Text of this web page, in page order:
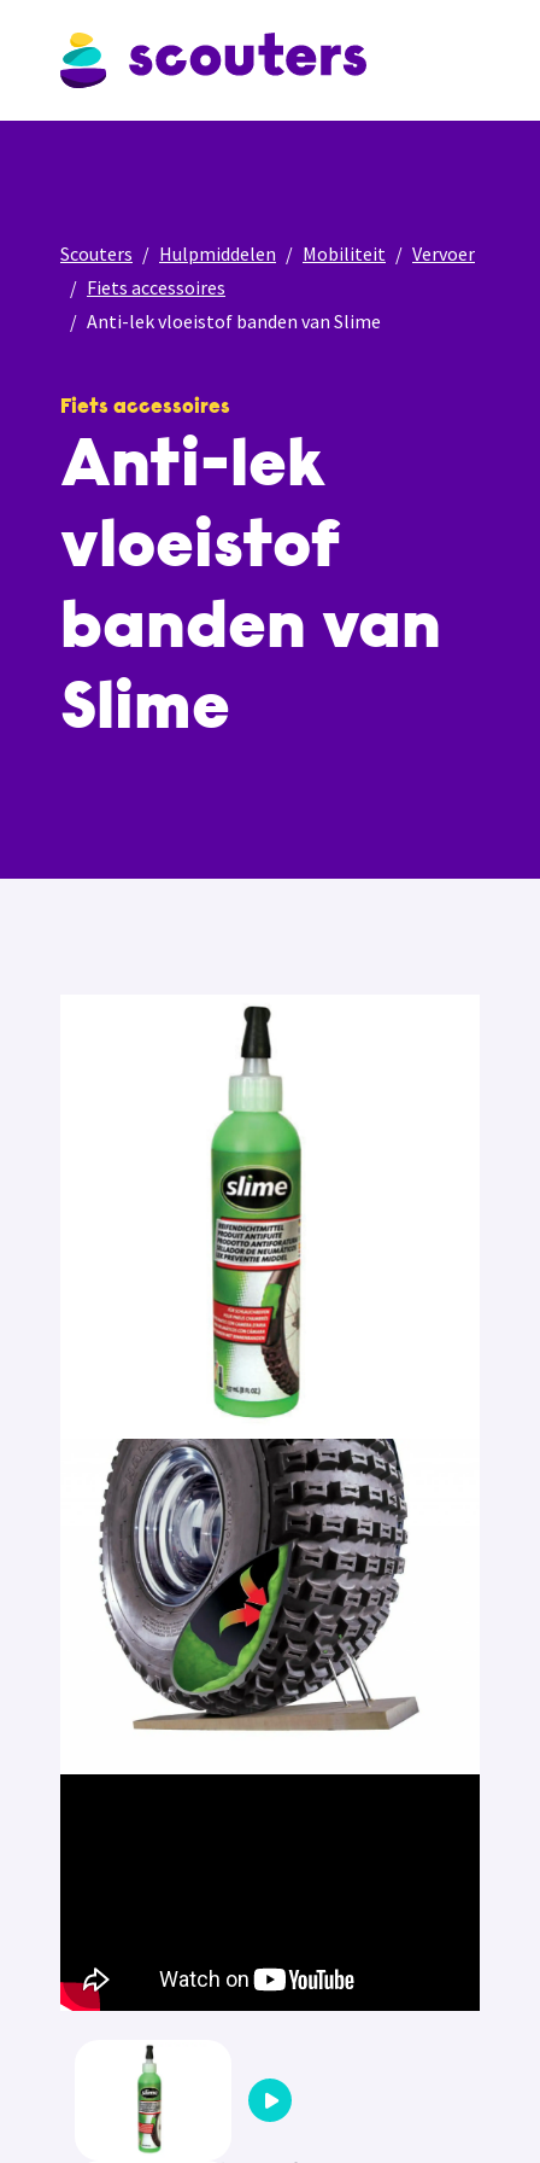
Scouters Hulpmiddelen Mobiliteit
Vervoer
Fiets accessoires
Anti-lek vloeistof banden van Slime
Fiets accessoires
Anti-lek
vloeistof
banden van
Slime